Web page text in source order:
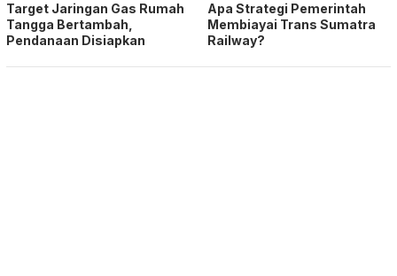
Target Jaringan Gas Rumah
Tangga Bertambah,
Pendanaan Disiapkan
Apa Strategi Pemerintah
Membiayai Trans Sumatra
Railway?